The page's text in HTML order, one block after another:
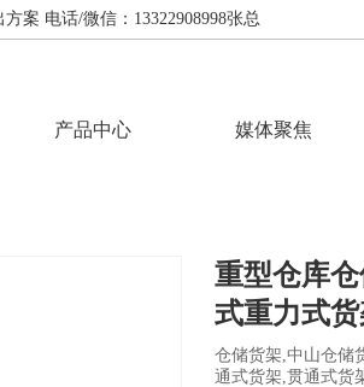
案 电话/微信：13322908998张总
产品中心 媒体聚焦
重型仓库
式重力式
仓储货架,中山仓储
通式货架,贯通式货